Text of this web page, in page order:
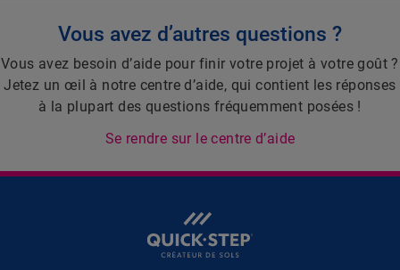
Vous avez d’autres questions ?
Vous avez besoin d’aide pour finir votre projet à votre goût ?
Jetez un œil à notre centre d’aide, qui contient les réponses
à la plupart des questions fréquemment posées !
Se rendre sur le centre d’aide